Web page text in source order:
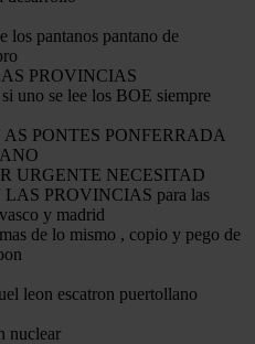
los pantanos pantano de
PROVINCIAS
uno se lee los BOE siempre
PONTES PONFERRADA
URGENTE NECESITAD
PROVINCIAS para las
y madrid
de lo mismo , copio y pego de
leon escatron puertollano
nuclear